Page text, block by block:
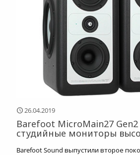
26.04.2019
Barefoot MicroMain27
студийные мониторы
Barefoot Sound выпустили второе